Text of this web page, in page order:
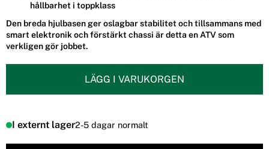
hållbarhet i toppklass
Den breda hjulbasen ger oslagbar stabilitet och tillsammans med
smart elektronik och förstärkt chassi är detta en ATV som
verkligen gör jobbet.
LÄGG I VARUKORGEN
I externt lager2-5 dagar normalt